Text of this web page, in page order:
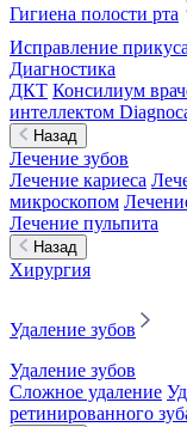
Гигиена полости рта
Исправление прикуса
Диагностика
ДКТ Консилиум
интеллектом
Назад
Лечение зубов
Лечение кариеса
микроскопом
Лечение пульпита
Назад
Хирургия
Удаление зубов
Удаление зубов
Сложное удаление
ретинированного